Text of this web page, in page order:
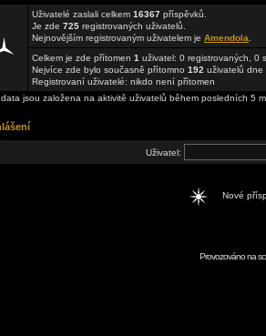
Uživatelé zaslali celkem 16367 příspěvků.
Je zde 725 registrovaných uživatelů.
Nejnovějším registrovaným uživatelem je Amendola
Celkem je zde přítomen 1 uživatel: 0 registrovaných,
Nejvíce zde bylo současně přítomno 192 uživatelů
Registrovaní uživatelé: nikdo není přítomen
data jsou založena na aktivitě uživatelů během posledních 5
Uživatel:
Nové
Provozováno na